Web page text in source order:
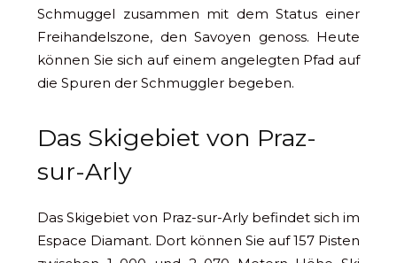
Schmuggel zusammen mit dem Status einer
Freihandelszone, den Savoyen genoss. Heute
können Sie sich auf einem angelegten Pfad auf
die Spuren der Schmuggler begeben.
Das Skigebiet von Praz-
sur-Arly
Das Skigebiet von Praz-sur-Arly befindet sich im
Espace Diamant. Dort können Sie auf 157 Pisten